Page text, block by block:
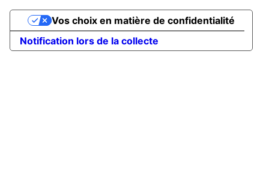
Notification lors de la collecte
Vos choix en matière de confidentialité